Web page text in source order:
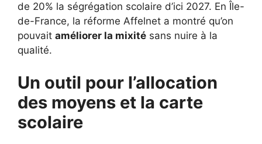
de 20% la ségrégation scolaire d’ici 2027. En Île-
de-France, la réforme Affelnet a montré qu’on
pouvait améliorer la mixité sans nuire à la
qualité.
Un outil pour l’allocation
des moyens et la carte
scolaire